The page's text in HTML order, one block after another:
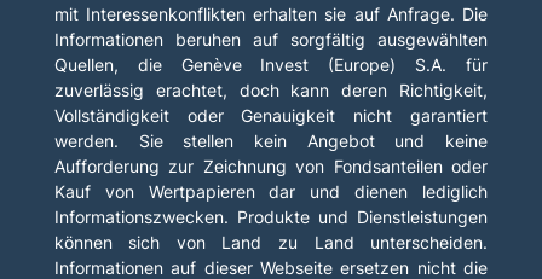
mit Interessenkonflikten erhalten sie auf Anfrage. Die
Informationen beruhen auf sorgfältig ausgewählten
Quellen, die Genève Invest (Europe) S.A. für
zuverlässig erachtet, doch kann deren Richtigkeit,
Vollständigkeit oder Genauigkeit nicht garantiert
werden. Sie stellen kein Angebot und keine
Aufforderung zur Zeichnung von Fondsanteilen oder
Kauf von Wertpapieren dar und dienen lediglich
Informationszwecken. Produkte und Dienstleistungen
können sich von Land zu Land unterscheiden.
Informationen auf dieser Webseite ersetzen nicht die